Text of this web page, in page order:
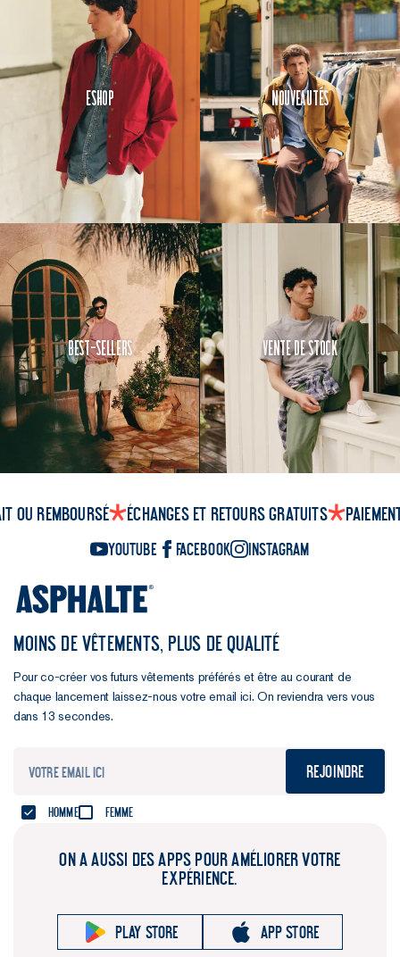
Eshop Nouveautés
Best-Sellers Vente de Stock
ou remboursé Échanges et retours gratuits
YouTube Facebook Instagram
MOINS DE VÊTEMENTS, PLUS DE QUALITÉ
Pour co-créer vos futurs vêtements préférés et être au courant de
chaque lancement laissez-nous votre email ici. On reviendra vers vous
dans 13 secondes.
Rejoindre
Homme Femme
ON A AUSSI DES APPS POUR AMÉLIORER VOTRE
EXPÉRIENCE.
Play store App store